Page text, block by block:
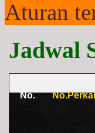
Aturan
Jadwal